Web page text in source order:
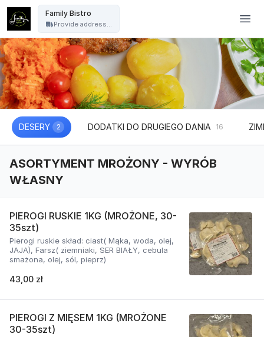
Family Bistro
Provide address...
DESERY 2 DODATKI DO DRUGIEGO DANIA 16
ASORTYMENT MROŻONY - WYRÓB
WŁASNY
PIEROGI RUSKIE 1KG (MROŻONE, 30-
35szt)
Pierogi ruskie skład: ciast( Mąka, woda, olej,
JAJA), Farsz( ziemniaki, SER BIAŁY, cebula
smażona, olej, sól, pieprz)
43,00 zł
PIEROGI Z MIĘSEM 1KG (MROŻONE
30-35szt)